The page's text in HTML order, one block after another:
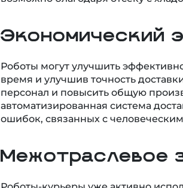
Экономический
Роботы могут улучшить
время и улучшив точность
персонал и повысить общую
автоматизированная система
ошибок, связанных с
Межотраслевое
Роботы-курьеры уже активно